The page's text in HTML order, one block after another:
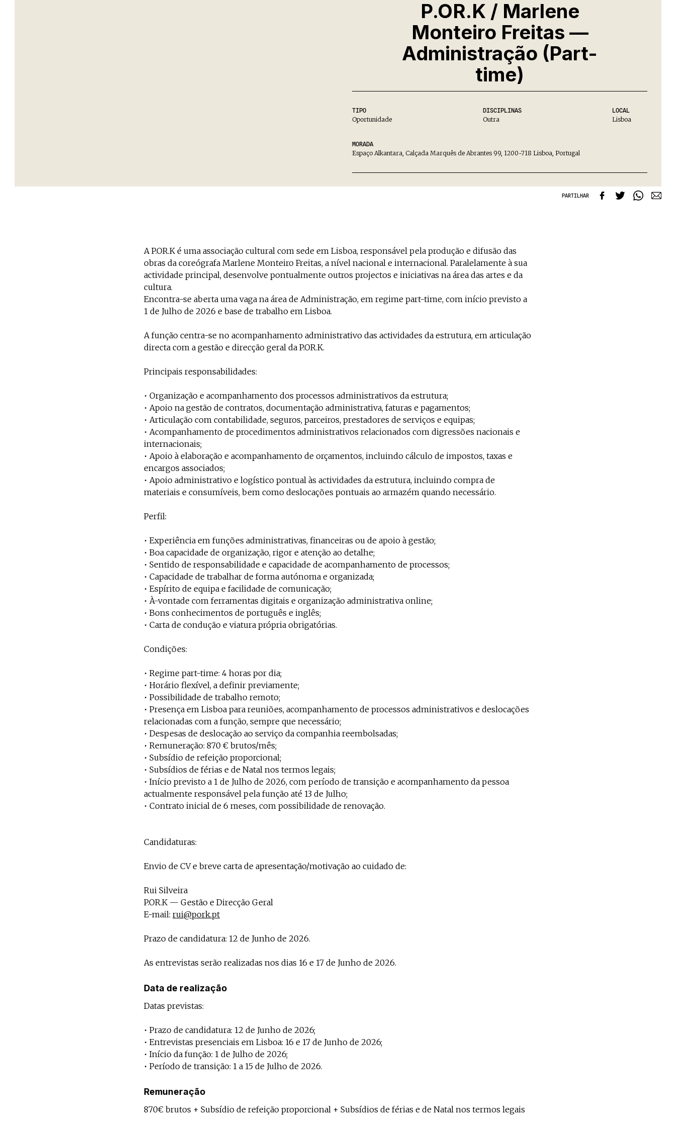
P.OR.K / Marlene
Monteiro Freitas —
Administração (Part-
time)
TIPO
Oportunidade
DISCIPLINAS
Outra
LOCAL
Lisboa
MORADA
Espaço Alkantara, Calçada Marquês de Abrantes 99, 1200-718 Lisboa, Portugal
PARTILHAR
A P.OR.K é uma associação cultural com sede em Lisboa, responsável pela produção e difusão das
obras da coreógrafa Marlene Monteiro Freitas, a nível nacional e internacional. Paralelamente à sua
actividade principal, desenvolve pontualmente outros projectos e iniciativas na área das artes e da
cultura.
Encontra-se aberta uma vaga na área de Administração, em regime part-time, com início previsto a
1 de Julho de 2026 e base de trabalho em Lisboa.
A função centra-se no acompanhamento administrativo das actividades da estrutura, em articulação
directa com a gestão e direcção geral da P.OR.K.
Principais responsabilidades:
• Organização e acompanhamento dos processos administrativos da estrutura;
• Apoio na gestão de contratos, documentação administrativa, faturas e pagamentos;
• Articulação com contabilidade, seguros, parceiros, prestadores de serviços e equipas;
• Acompanhamento de procedimentos administrativos relacionados com digressões nacionais e
internacionais;
• Apoio à elaboração e acompanhamento de orçamentos, incluindo cálculo de impostos, taxas e
encargos associados;
• Apoio administrativo e logístico pontual às actividades da estrutura, incluindo compra de
materiais e consumíveis, bem como deslocações pontuais ao armazém quando necessário.
Perfil:
• Experiência em funções administrativas, financeiras ou de apoio à gestão;
• Boa capacidade de organização, rigor e atenção ao detalhe;
• Sentido de responsabilidade e capacidade de acompanhamento de processos;
• Capacidade de trabalhar de forma autónoma e organizada;
• Espírito de equipa e facilidade de comunicação;
• À-vontade com ferramentas digitais e organização administrativa online;
• Bons conhecimentos de português e inglês;
• Carta de condução e viatura própria obrigatórias.
Condições:
• Regime part-time: 4 horas por dia;
• Horário flexível, a definir previamente;
• Possibilidade de trabalho remoto;
• Presença em Lisboa para reuniões, acompanhamento de processos administrativos e deslocações
relacionadas com a função, sempre que necessário;
• Despesas de deslocação ao serviço da companhia reembolsadas;
• Remuneração: 870 € brutos/mês;
• Subsídio de refeição proporcional;
• Subsídios de férias e de Natal nos termos legais;
• Início previsto a 1 de Julho de 2026, com período de transição e acompanhamento da pessoa
actualmente responsável pela função até 13 de Julho;
• Contrato inicial de 6 meses, com possibilidade de renovação.
Candidaturas:
Envio de CV e breve carta de apresentação/motivação ao cuidado de:
Rui Silveira
P.OR.K — Gestão e Direcção Geral
E-mail:rui@pork.pt
Prazo de candidatura: 12 de Junho de 2026.
As entrevistas serão realizadas nos dias 16 e 17 de Junho de 2026.
Data de realização
Datas previstas:
• Prazo de candidatura: 12 de Junho de 2026;
• Entrevistas presenciais em Lisboa: 16 e 17 de Junho de 2026;
• Início da função: 1 de Julho de 2026;
• Período de transição: 1 a 15 de Julho de 2026.
Remuneração
870€ brutos + Subsídio de refeição proporcional + Subsídios de férias e de Natal nos termos legais